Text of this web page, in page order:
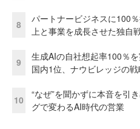
8
パートナービジネスに100
上と事業を成長させた独自
9
生成AIの自社想起率100％
国内1位、ナウビレッジの
10
“なぜ”を聞かずに本音を引
グで変わるAI時代の営業